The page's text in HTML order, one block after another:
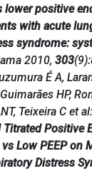
lower positive
with acute
syndrome:
2010, 303
É A,
HP,
Teixeira C et al:
Positive
vs Low PEEP on
Distress